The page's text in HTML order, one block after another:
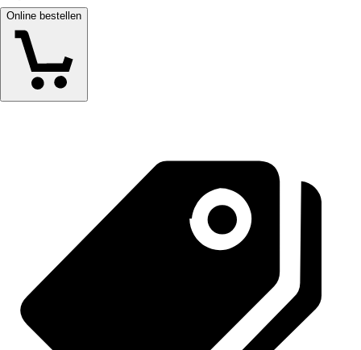
Online bestellen